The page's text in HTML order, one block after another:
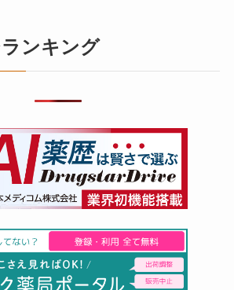
ンキング